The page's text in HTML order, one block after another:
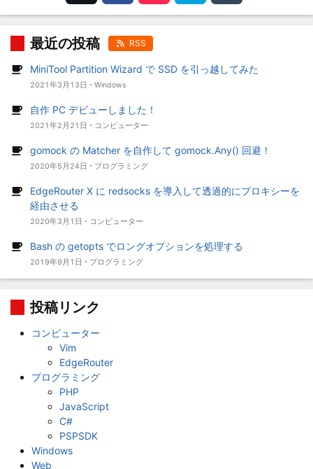
最近の投稿 RSS
MiniTool Partition Wizard で SSD を引っ越してみた
2021年3月13日 Windows
自作 PC デビューしました！
2021年2月21日 コンピューター
gomock の Matcher を自作して gomock.Any() 回避！
2020年5月24日 プログラミング
EdgeRouter X に redsocks を導入して透過的にプロキシーを
経由させる
2020年3月1日 コンピューター
Bash の getopts でロングオプションを処理する
2019年9月1日 プログラミング
投稿リンク
コンピューター
Vim
EdgeRouter
プログラミング
PHP
JavaScript
C#
PSPSDK
Windows
Web